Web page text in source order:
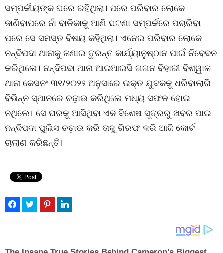
ସମ୍ପର୍କୀୟଙ୍କ ଘରେ ରହିଥିଲା। ପରେ ପରିବାର ଲୋକେ
ଜାଣିବାପରେ ନାଁ ବାଳିକାକୁ ଆଣି ଘଟଣା ସମ୍ପର୍କରେ ପଚାରିବା
ପରେ ସେ ସମସ୍ତ ବିଷୟ କହିଥିଲା। ଏନେଇ ପରିବାର ଲୋକେ
ନନ୍ଦିପଦା ଥାନାକୁ ଜଣାଇ ତୁରନ୍ତ କାର୍ଯ୍ୟାନୁଷ୍ଠାନ ପାଇଁ ନିବେଦନ
କରିଥିଲେ। ନନ୍ଦିପଦା ଥାନା ଆଇଆଇସି ଗଗନ ବିହାରୀ ବିଶ୍ୱାଳ
ଥାନା କେସନଂ ୩୧/୨୦୨୨ ଅନୁସାରେ ଉକ୍ତ ଯୁବକକୁ ଧରିବାଲାଗି
ବିଭିନ୍ନ ସ୍ଥାନରେ ଚଢ଼ାଉ କରିଥିଲେ ମଧ୍ୟ ସଫଳ ହୋଇ
ନଥିଲେ। ସେ ଘରକୁ ଆସିଥିବା ଏକ ବିଶେଷ ସୂତ୍ରରୁ ଖବର ପାଇ
ନନ୍ଦିପଦା ପୁଲିସ ଚଢ଼ାଉ କରି ତାକୁ ଗିରଫ କରି ଆଜି କୋର୍ଟ
ଚାଲାଣ କରିଛନ୍ତି।